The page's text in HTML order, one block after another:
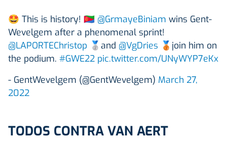
🤩 This is history! 🇪🇷 @GrmayeBiniam wins Gent-
Wevelgem after a phenomenal sprint!
@LAPORTEChristop 🥈and @VgDries 🥉join him on
the podium. #GWE22 pic.twitter.com/UNyWYP7eKx
- GentWevelgem (@GentWevelgem) March 27,
2022
TODOS CONTRA VAN AERT